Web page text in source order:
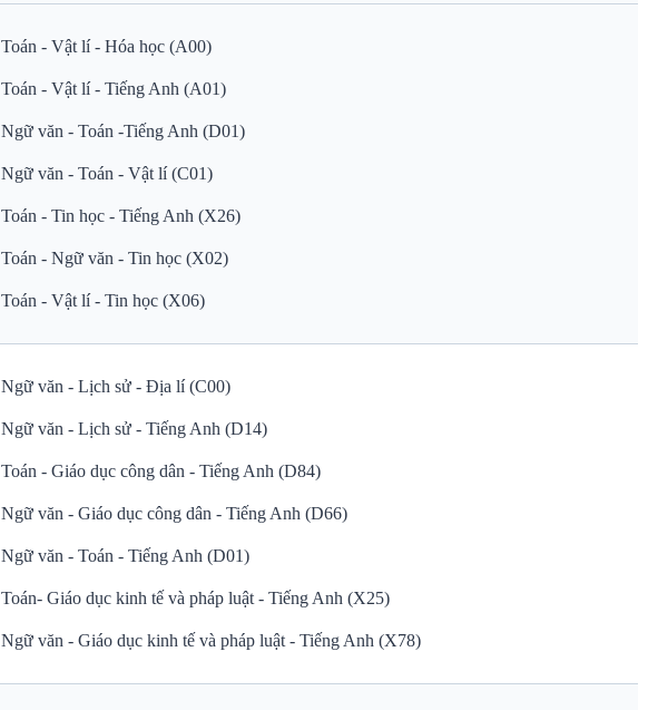
Toán - Vật lí - Hóa học (A00)
Toán - Vật lí - Tiếng Anh (A01)
Ngữ văn - Toán -Tiếng Anh (D01)
Ngữ văn - Toán - Vật lí (C01)
Toán - Tin học - Tiếng Anh (X26)
Toán - Ngữ văn - Tin học (X02)
Toán - Vật lí - Tin học (X06)
Ngữ văn - Lịch sử - Địa lí (C00)
Ngữ văn - Lịch sử - Tiếng Anh (D14)
Toán - Giáo dục công dân - Tiếng Anh (D84)
Ngữ văn - Giáo dục công dân - Tiếng Anh (D66)
Ngữ văn - Toán - Tiếng Anh (D01)
Toán- Giáo dục kinh tế và pháp luật - Tiếng Anh (X25)
Ngữ văn - Giáo dục kinh tế và pháp luật - Tiếng Anh (X78)